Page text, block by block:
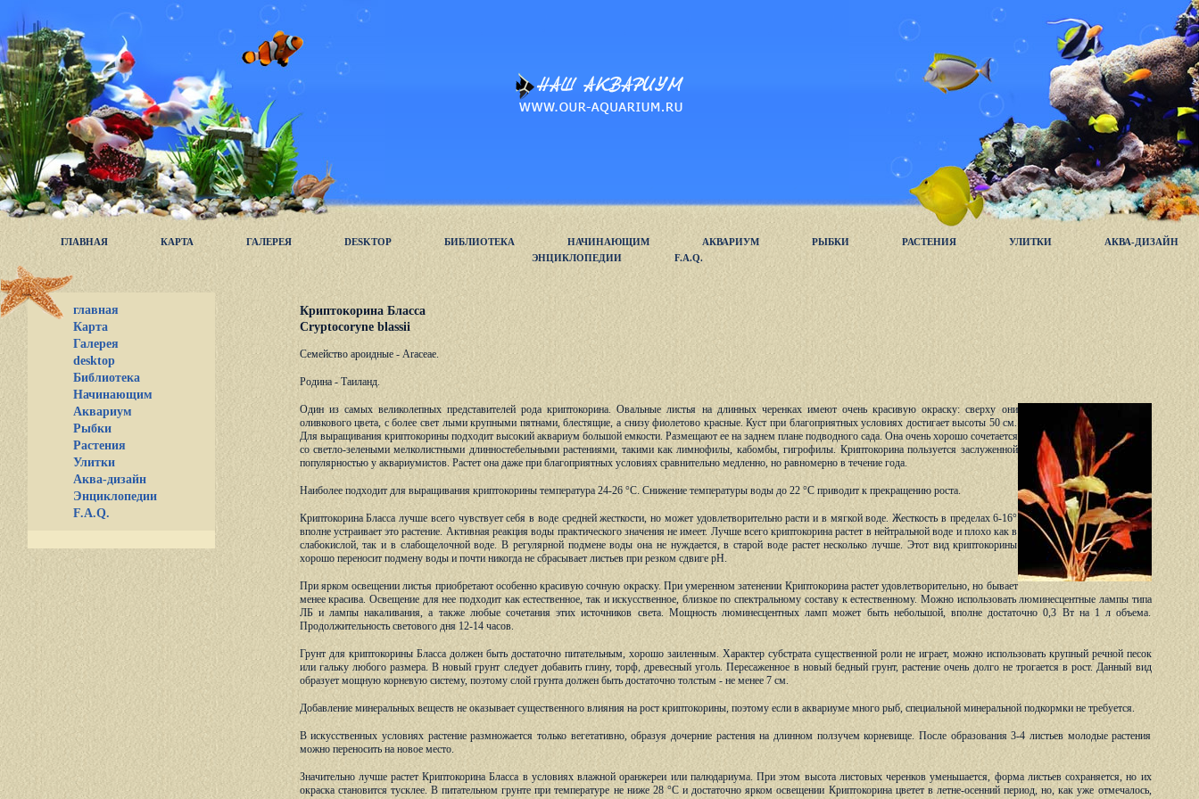
ГЛАВНАЯ КАРТА ГАЛЕРЕЯ DESKTOP БИБЛИОТЕКА НАЧИНАЮЩИМ АКВАРИУМ РЫБКИ РАСТЕНИЯ УЛИТКИ
АКВА-ДИЗАЙН
ЭНЦИКЛОПЕДИИ
F.A.Q.
главная
Карта
Галерея
desktop
Библиотека
Начинающим
Аквариум
Рыбки
Растения
Улитки
Аква-дизайн
Энциклопедии
F.A.Q.
Криптокорина Бласса
Cryptocoryne blassii
Семейство ароидные - Araceae.
Родина - Таиланд.
Одиниз самых великолепных представителей рода криптокорина. Овальные листья на длинных черенках имеют очень красивую окраску: сверху они
оливкового цвета, с более свет лыми крупными пятнами, блестящие, а снизу фиолетово красные. Куст при благоприятных условиях достигает высоты 50 см.
Для выращивания криптокорины подходит высокий аквариум большой емкости. Размещают ее на заднем плане подводного сада. Она очень хорошо сочетается
со светло-зелеными мелколистными длинностебельными растениями, такими как лимнофилы, кабомбы, гигрофилы. Криптокорина пользуется заслуженной
популярностью у аквариумистов. Растет она даже при благоприятных условиях сравнительно медленно, но равномерно в течение года.
Наиболее подходит для выращивания криптокорины температура 24-26 °С. Снижение температуры воды до 22 °С приводит к прекращению роста.
Криптокорина Бласса лучше всего чувствует себя в воде средней жесткости, но может удовлетворительно расти и в мягкой воде. Жесткость в пределах 6-16°
вполне устраивает это растение. Активная реакция воды практического значения не имеет. Лучше всего криптокорина растет в нейтральной воде и плохо как в
слабокислой, так и в слабощелочной воде. В регулярной подмене воды она не нуждается, в старой воде растет несколько лучше. Этот вид криптокорины
хорошо переносит подмену воды и почти никогда не сбрасывает листьев при резком сдвиге рН.
При ярком освещении листья приобретают особенно красивую сочную окраску. При умеренном затенении Криптокорина растет удовлетворительно, но бывает
менее красива. Освещение для нее подходит как естественное, так и искусственное, близкое по спектральному составу к естественному. Можно использовать люминесцентные лампы типа
ЛБ и лампы накаливания, а также любые сочетания этих источников света. Мощность люминесцентных ламп может быть небольшой, вполне достаточно 0,3 Вт на 1 л объема.
Продолжительность светового дня 12-14 часов.
Грунт для криптокорины Бласса должен быть достаточно питательным, хорошо заиленным. Характер субстрата существенной роли не играет, можно использовать крупный речной песок
или гальку любого размера. В новый грунт следует добавить глину, торф, древесный уголь. Пересаженное в новый бедный грунт, растение очень долго не трогается в рост. Данный вид
образует мощную корневую систему, поэтому слой грунта должен быть достаточно толстым - не менее 7 см.
Добавление минеральных веществ не оказывает существенного влияния на рост криптокорины, поэтому если в аквариуме много рыб, специальной минеральной подкормки не требуется.
В искусственных условиях растение размножается только вегетативно, образуя дочерние растения на длинном ползучем корневище. После образования 3-4 листьев молодые растения
можно переносить на новое место.
Значительно лучше растет Криптокорина Бласса в условиях влажной оранжереи или палюдариума. При этом высота листовых черенков уменьшается, форма листьев сохраняется, но их
окраска становится тусклее. В питательном грунте при температуре не ниже 28 °С и достаточно ярком освещении Криптокорина цветет в летне-осенний период, но, как уже отмечалось,